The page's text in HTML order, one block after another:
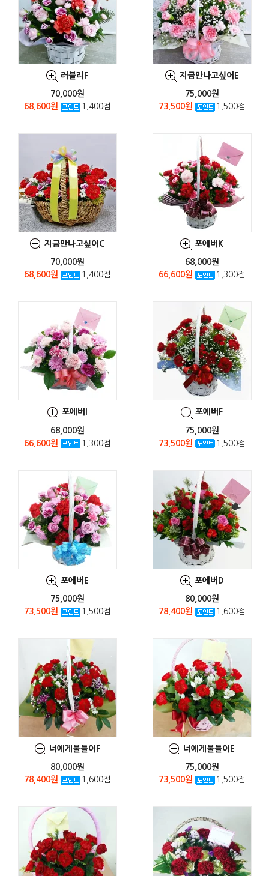
러블리F
70,000원
68,600원
1,400점
지금만나고싶어E
75,000원
73,500원
1,500점
지금만나고싶어C
70,000원
68,600원
1,400점
포에버K
68,000원
66,600원
1,300점
포에버I
68,000원
66,600원
1,300점
포에버F
75,000원
73,500원
1,500점
포에버E
75,000원
73,500원
1,500점
포에버D
80,000원
78,400원
1,600점
너에게물들어F
80,000원
78,400원
1,600점
너에게물들어E
75,000원
73,500원
1,500점